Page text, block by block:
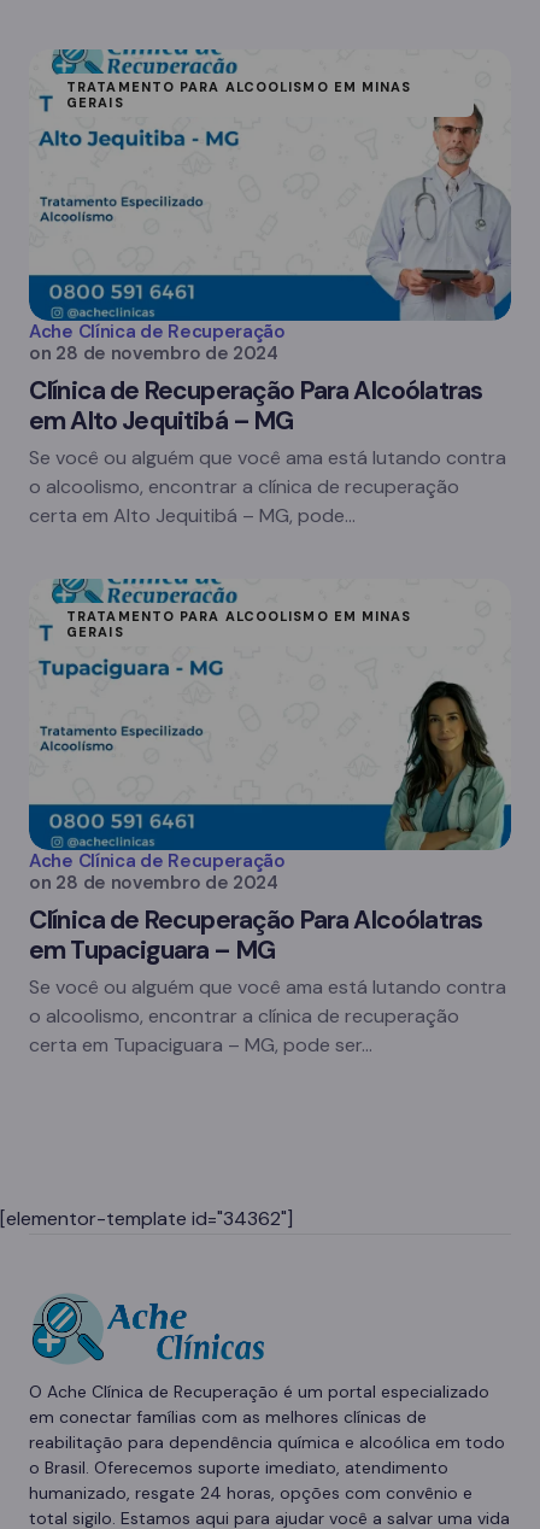
TRATAMENTO PARA ALCOOLISMO EM MINAS
GERAIS
Ache Clínica de Recuperação
on 28 de novembro de 2024
Clínica de Recuperação Para Alcoólatras
em Alto Jequitibá – MG
Se você ou alguém que você ama está lutando contra
o alcoolismo, encontrar a clínica de recuperação
certa em Alto Jequitibá – MG, pode…
TRATAMENTO PARA ALCOOLISMO EM MINAS
GERAIS
Ache Clínica de Recuperação
on 28 de novembro de 2024
Clínica de Recuperação Para Alcoólatras
em Tupaciguara – MG
Se você ou alguém que você ama está lutando contra
o alcoolismo, encontrar a clínica de recuperação
certa em Tupaciguara – MG, pode ser…
[elementor-template id="34362"]
O Ache Clínica de Recuperação é um portal especializado
em conectar famílias com as melhores clínicas de
reabilitação para dependência química e alcoólica em todo
o Brasil. Oferecemos suporte imediato, atendimento
humanizado, resgate 24 horas, opções com convênio e
total sigilo. Estamos aqui para ajudar você a salvar uma vida